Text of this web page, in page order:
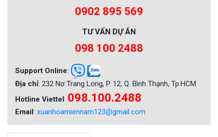
0902 895 569
TƯ VẤN DỰ ÁN
098 100 2488
Support Online:
Địa chỉ: 232 Nơ Trang Long, P. 12, Q. Bình Thạnh, Tp.HCM
Hotline Viettel: 098.100.2488
Email: xuanhoamiennam123@gmail.com